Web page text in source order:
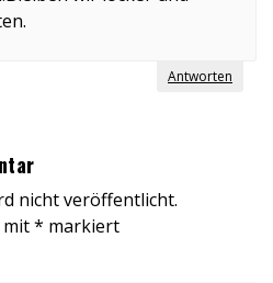
Antworten
nicht veröffentlicht.
mit* markiert